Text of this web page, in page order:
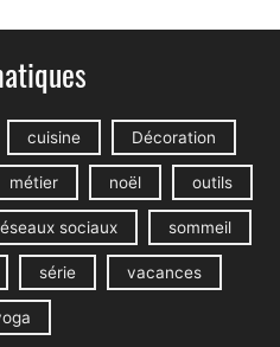
cuisine Décoration
métier noël outils
sociaux sommeil
série vacances